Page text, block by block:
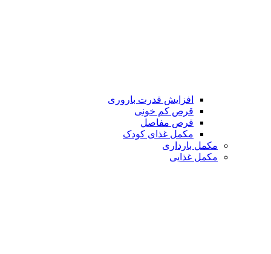
افزایش قدرت باروری
قرص کم خونی
قرص مفاصل
مکمل غذای کودک
مکمل بارداری
مکمل غذایی